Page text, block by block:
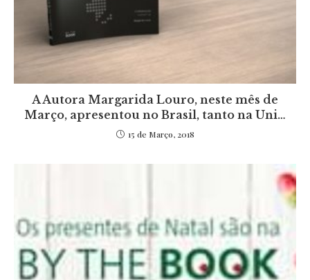
A Autora Margarida Louro, neste mês de
Março, apresentou no Brasil, tanto na Uni…
15 de Março, 2018